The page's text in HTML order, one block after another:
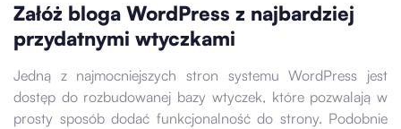
Załóż bloga WordPress z najbardziej
przydatnymi wtyczkami
Jedną z najmocniejszych stron systemu WordPress jest
dostęp do rozbudowanej bazy wtyczek, które pozwalają w
prosty sposób dodać funkcjonalność do strony. Podobnie